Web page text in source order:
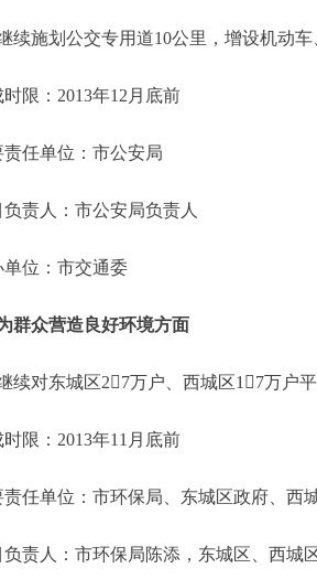
施划公交专用道10公里，增设机动车
：2013年12月底前
单位：市公安局
人：市公安局负责人
位：市交通委
群众营造良好环境方面
对东城区27万户、西城区17万户平
：2013年11月底前
单位：市环保局、东城区政府、西
人：市环保局陈添，东城区、西城